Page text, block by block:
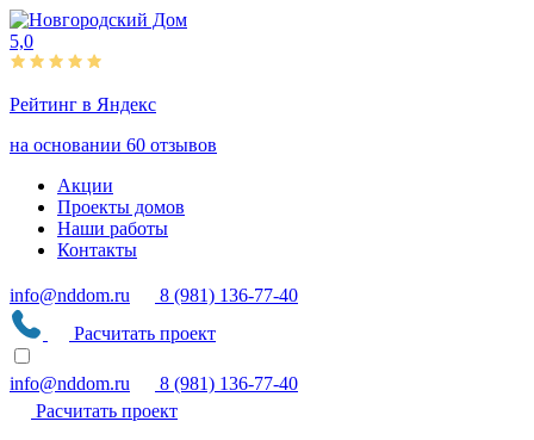
5,0
Рейтинг в Яндекс
на основании 60 отзывов
Акции
Проекты домов
Наши работы
Контакты
info@nddom.ru
8 (981) 136-77-40
Расчитать проект
info@nddom.ru
8 (981) 136-77-40
Расчитать проект